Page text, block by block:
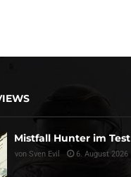
Mistfall Hunter im Test
von Sven Evil 6. August 2026